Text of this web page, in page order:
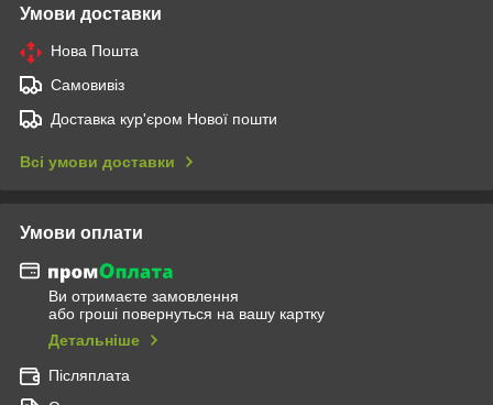
Умови доставки
Нова Пошта
Самовивіз
Доставка кур'єром Нової пошти
Всі умови доставки
Умови оплати
Ви отримаєте замовлення
або гроші повернуться на вашу картку
Детальніше
Післяплата